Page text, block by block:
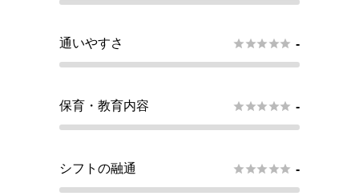
通いやすさ  -
保育・教育内容  -
シフトの融通  -